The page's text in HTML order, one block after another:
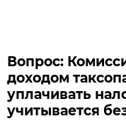
Вопрос:
доходом
уплачивать
учитывается